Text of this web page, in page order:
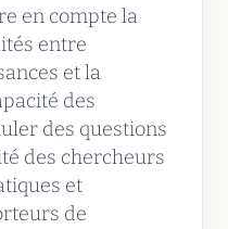
en compte la
entre
et la
des
des questions
des chercheurs
et
de